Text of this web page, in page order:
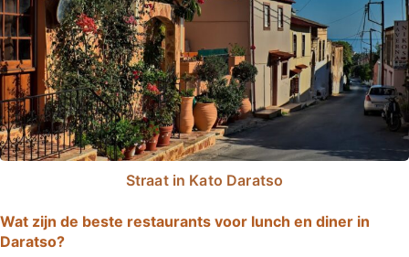
Straat in Kato Daratso
Wat zijn de beste restaurants voor lunch en diner in
Daratso?